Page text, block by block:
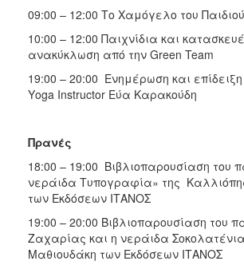
09:00 – 12:00 Το Χαμόγελο του Παιδιού
10:00 – 12:00 Παιχνίδια και
ανακύκλωση από την Green Team
19:00 – 20:00 Ενημέρωση και
Υoga Instructor Εύα Καρακούδη
Πρανές
18:00 – 19:00 Βιβλιοπαρουσίαση του
νεράιδα Τυπογραφία» της
των Εκδόσεων ΙΤΑΝΟΣ
19:00 – 20:00 Βιβλιοπαρουσίαση του
Ζαχαρίας και η νεράιδα
Μαθιουδάκη των Εκδόσεων ΙΤΑΝΟΣ